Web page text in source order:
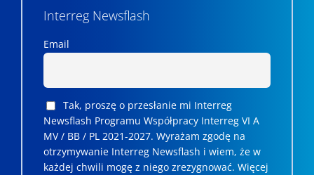
Interreg Newsflash
Email
Tak, proszę o przesłanie mi Interreg
Newsflash Programu Współpracy Interreg VI A
MV / BB / PL 2021-2027. Wyrażam zgodę na
otrzymywanie Interreg Newsflash i wiem, że w
każdej chwili mogę z niego zrezygnować. ­­Więcej